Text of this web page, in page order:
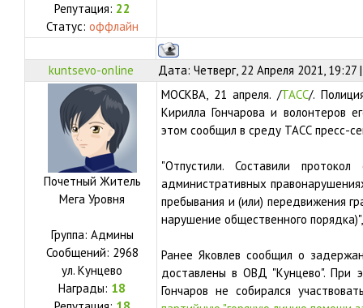
Репутация: 22
Статус: оффлайн
kuntsevo-online Дата: Четверг, 22 Апреля 2021,
Почетный Житель
Мега Уровня
Группа: Админы
Сообщений: 2968
ул. Кунцево
Награды: 18
МОСКВА, 21 апреля. /ТАСС/.
Кирилла Гончарова и волонтеров
этом сообщил в среду ТАСС пресс-
"Отпустили. Составили
административных
пребывания и (или) передвижения
нарушение общественного
Ранее Яковлев сообщил о
доставлены в ОВД "Кунцево". При
Гончаров не собирался